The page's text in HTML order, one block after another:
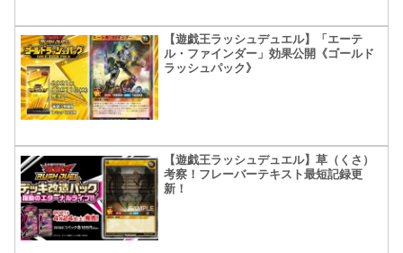
【遊戯王ラッシュデュエル】「エーテ
ル・ファインダー」効果公開《ゴールド
ラッシュパック》
【遊戯王ラッシュデュエル】草（くさ）
考察！フレーバーテキスト最短記録更
新！